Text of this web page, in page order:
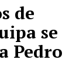
de
se
Pedro